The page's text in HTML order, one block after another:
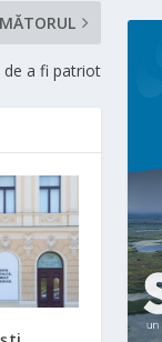
de a fi patriot